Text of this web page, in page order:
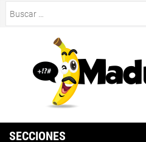
SECCIONES